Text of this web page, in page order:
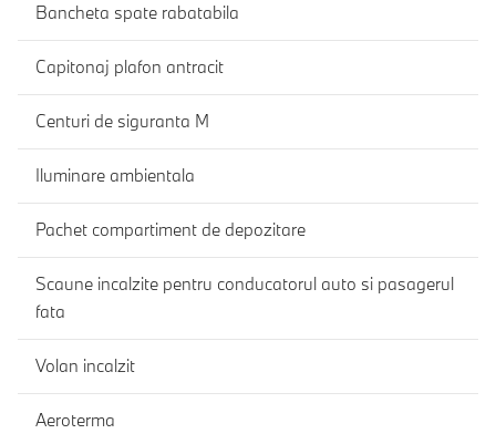
Bancheta spate rabatabila
Capitonaj plafon antracit
Centuri de siguranta M
Iluminare ambientala
Pachet compartiment de depozitare
Scaune incalzite pentru conducatorul auto si pasagerul
fata
Volan incalzit
Aeroterma